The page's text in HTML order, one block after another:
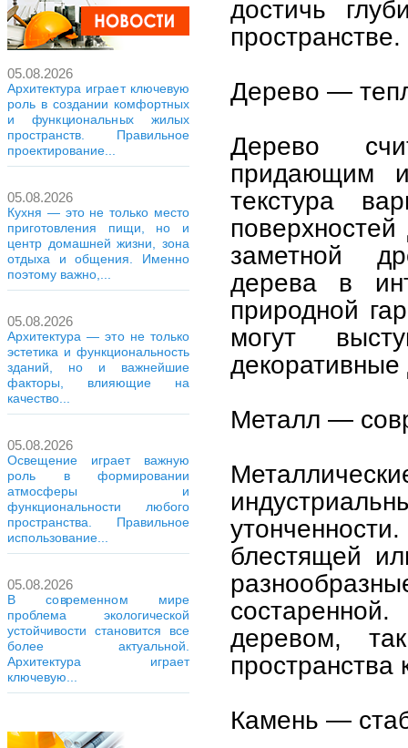
05.08.2026
Архитектура играет ключевую
роль в создании комфортных
и функциональных жилых
пространств. Правильное
проектирование...
05.08.2026
Кухня — это не только место
приготовления пищи, но и
центр домашней жизни, зона
отдыха и общения. Именно
поэтому важно,...
05.08.2026
Архитектура — это не только
эстетика и функциональность
зданий, но и важнейшие
факторы, влияющие на
качество...
05.08.2026
Освещение играет важную
роль в формировании
атмосферы и
функциональности любого
пространства. Правильное
использование...
05.08.2026
В современном мире
проблема экологической
устойчивости становится все
более актуальной.
Архитектура играет
ключевую...
достичь
пространстве.
Дерево —
Дерево
придающим
текстура
заметной
дерева в
природной
могут
декоративные
Металл —
блестящей
деревом,
пространства
Камень —